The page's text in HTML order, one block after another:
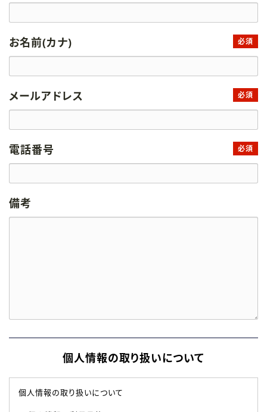
お名前(カナ) 必須
メールアドレス 必須
電話番号 必須
備考
個人情報の取り扱いについて
個人情報の取り扱いについて